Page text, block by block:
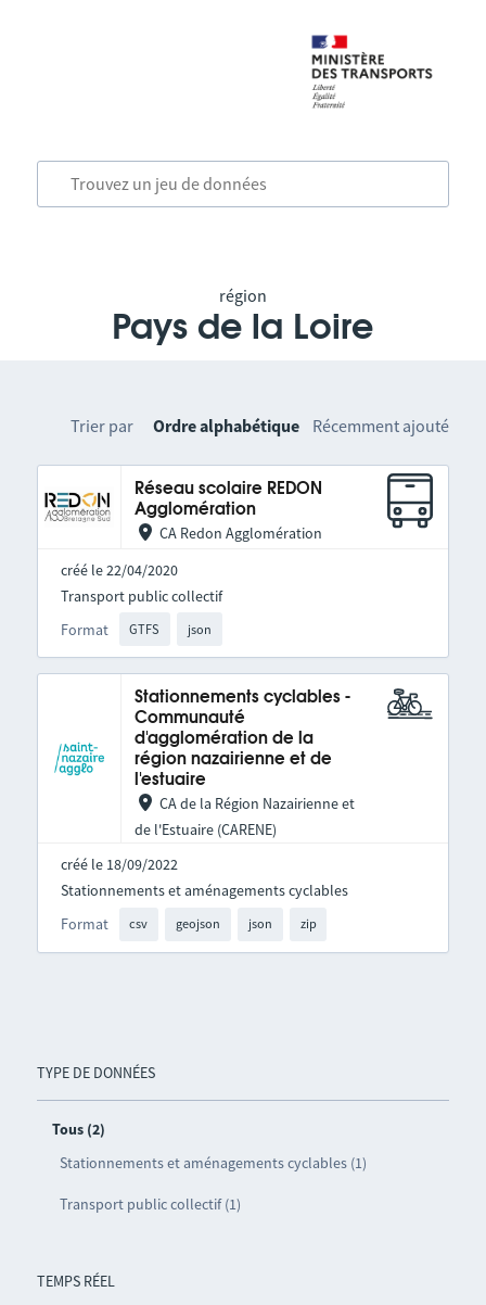
région
Pays de la Loire
TYPE DE DONNÉES
Tous (2)
Stationnements et aménagements cyclables (1)
Transport public collectif (1)
TEMPS RÉEL
Trier par Ordre alphabétique Récemment ajouté
Réseau scolaire REDON
Agglomération
CA Redon Agglomération
créé le 22/04/2020
Format GTFS json
Transport public collectif
Stationnements cyclables -
Communauté
d'agglomération de la
région nazairienne et de
l'estuaire
CA de la Région Nazairienne et
de l'Estuaire (CARENE)
créé le 18/09/2022
Format csv geojson json zip
Stationnements et aménagements cyclables